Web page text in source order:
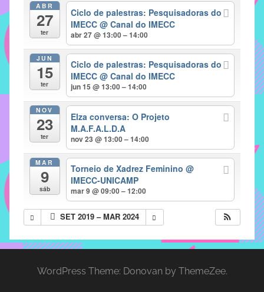
pacificadoras
problemas
verificados
instituto,
para
prevenção
ABR
27
ter
Ciclo de palestras: Pesquisadoras do
IMECC@ Canal do IMECC
abr 27 @ 13:00 – 14:00
JUN
15
ter
Ciclo de palestras: Pesquisadoras do
IMECC@ Canal do IMECC
jun 15 @ 13:00 – 14:00
NOV
23
ter
Elza conversa: O Projeto
M.A.F.A.L.D.A
nov 23 @ 13:00 – 14:00
MAR
9
sáb
Torneio de Xadrez Feminino@
IMECC-UNICAMP
mar 9 @ 09:00 – 12:00
SET 2019 – MAR 2024
WordPress Theme: Donovan by ThemeZee.